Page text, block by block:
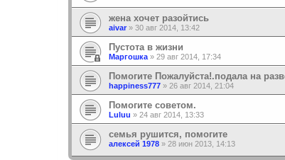
жена хочет разойтись
aivar » 30 авг 2014, 13:42
Пустота в жизни
Маргошка » 29 авг 2014, 17:34
Помогите Пожалуйста!.подала на
happiness777 » 26 авг 2014, 21:04
Помогите советом.
Luluu » 24 авг 2014, 13:33
семья рушится, помогите
алексей 1978 » 28 июн 2013, 14:13